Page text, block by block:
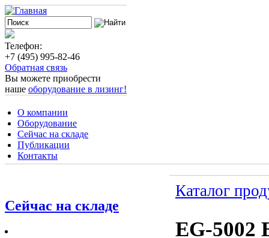
Телефон:
+7 (495) 995-82-46
Обратная связь
Вы можете приобрести
наше оборудование в лизинг!
О компании
Оборудование
Сейчас на складе
Публикации
Контакты
Сейчас на складе
Каталог
EG-5002